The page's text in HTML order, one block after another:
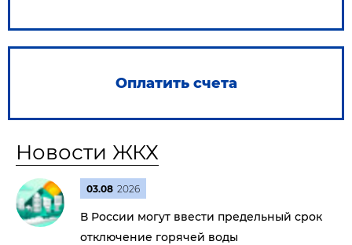
Оплатить счета
Новости ЖКХ
03.08 2026
В России могут ввести предельный срок
отключение горячей воды